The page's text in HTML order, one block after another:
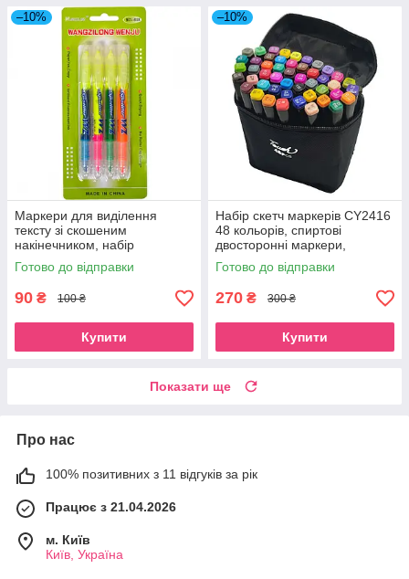
–10%
Маркери для виділення
тексту зі скошеним
накінечником, набір
двосторонніх
флуоресцентних неонових
текстмаркерів 4 шт. в упаковці
Готово до відправки
90 ₴ 100 ₴
Купити
–10%
Набір скетч маркерів CY2416
48 кольорів, спиртові
двосторонні маркери,
Довжина маркера 15,5 см
Готово до відправки
270 ₴ 300 ₴
Купити
Показати ще
Про нас
100% позитивних з 11 відгуків за рік
Працює з 21.04.2026
м. Київ
Київ, Україна